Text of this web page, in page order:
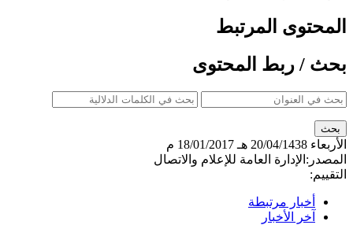
المحتوى المرتبط
بحث / ربط المحتوى
الأربعاء 20/04/1438 هـ
18/01/2017 م
المصدر: الإدارة العامة للإعلام والاتصال
التقييم:
أخبار مرتبطة
آخر الأخبار